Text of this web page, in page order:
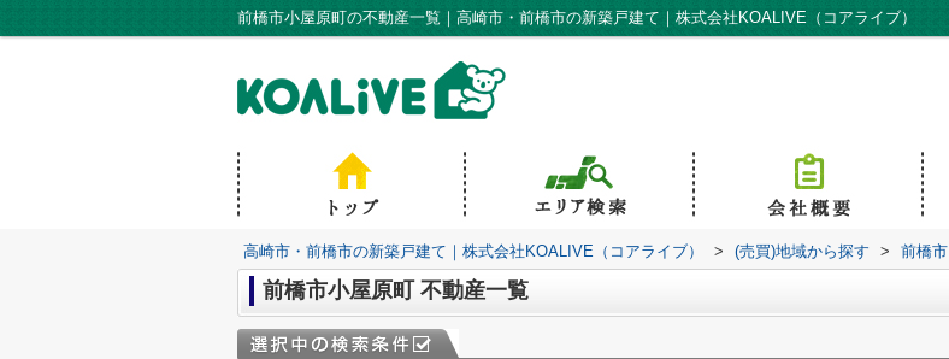
前橋市小屋原町の不動産一覧｜高崎市・前橋市の新築戸建て｜株式会社KOALIVE（コアライブ）
高崎市・前橋市の新築戸建て｜株式会社KOALIVE（コアライブ） > (売買)地域から探す > 前橋市
前橋市小屋原町 不動産一覧